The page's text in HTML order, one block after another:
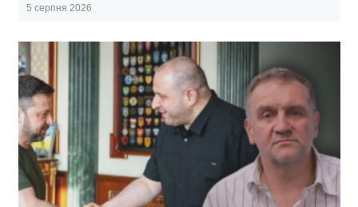
5 серпня 2026